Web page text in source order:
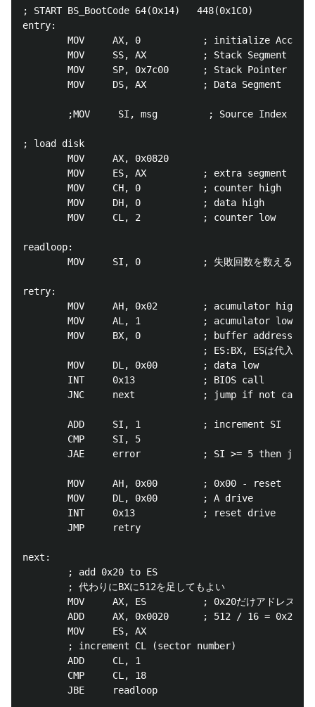
; START BS_BootCode 64(0x14)   448(0x1C0)
entry:
MOV     AX, 0           ; initialize
        MOV     SS, AX          ; Stack Segment
        MOV     SP, 0x7c00      ; Stack Pointer
MOV     DS, AX          ; Data Segment
        ;MOV     SI, msg         ; Source Index
; load disk
        MOV     AX, 0x0820
MOV     ES, AX          ; extra segment :
MOV     CH, 0           ; counter high  :
MOV     DH, 0           ; data high     :
MOV     CL, 2           ; counter low   :
readloop:
MOV     SI, 0           ; 失敗回数を数えるレジ
retry:
MOV     AH, 0x02        ; acumulator high
MOV     AL, 1           ; acumulator low
MOV     BX, 0           ; buffer address
                                ; ES:BX, ESは代入済み
MOV     DL, 0x00        ; data low
        INT     0x13            ; BIOS call
        JNC     next            ; jump if not carry
        ADD     SI, 1           ; increment SI
        CMP     SI, 5
JAE     error           ; SI >= 5 then jump
        MOV     AH, 0x00        ; 0x00 - reset
        MOV     DL, 0x00        ; A drive
        INT     0x13            ; reset drive
        JMP     retry
next:
        ; add 0x20 to ES
        ; 代わりにBXに512を足してもよい
MOV     AX, ES          ; 0x20だけアドレスを
        ADD     AX, 0x0020      ; 512 / 16 = 0x20
        MOV     ES, AX
        ; increment CL (sector number)
        ADD     CL, 1
        CMP     CL, 18
        JBE     readloop